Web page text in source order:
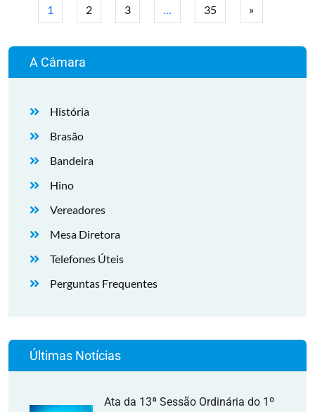
1 2 3 … 35 »
A Câmara
História
Brasão
Bandeira
Hino
Vereadores
Mesa Diretora
Telefones Úteis
Perguntas Frequentes
Últimas Notícias
Ata da 13ª Sessão Ordinária do 1º